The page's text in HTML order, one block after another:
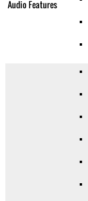
Audio Features